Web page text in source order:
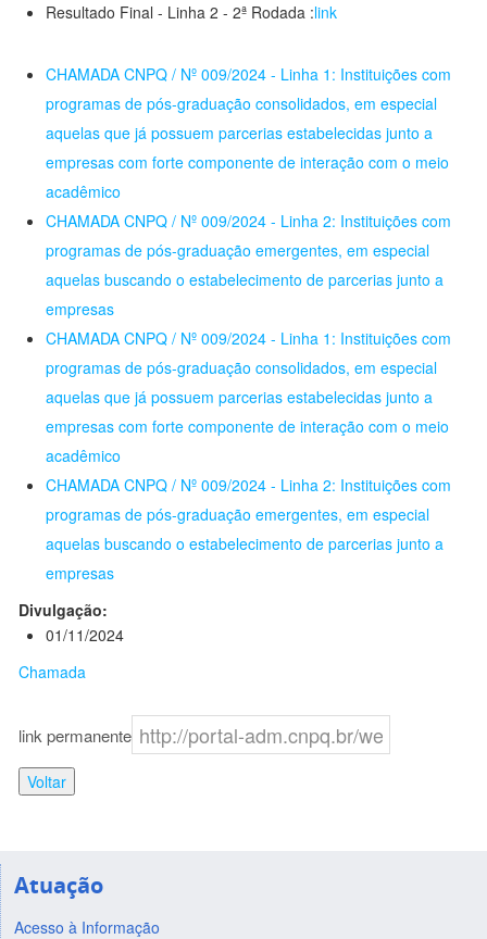
Resultado Final - Linha 2 - 2ª Rodada :link
CHAMADA CNPQ / Nº 009/2024 - Linha 1: Instituições com
programas de pós-graduação consolidados, em especial
aquelas que já possuem parcerias estabelecidas junto a
empresas com forte componente de interação com o meio
acadêmico
CHAMADA CNPQ / Nº 009/2024 - Linha 2: Instituições com
programas de pós-graduação emergentes, em especial
aquelas buscando o estabelecimento de parcerias junto a
empresas
CHAMADA CNPQ / Nº 009/2024 - Linha 1: Instituições com
programas de pós-graduação consolidados, em especial
aquelas que já possuem parcerias estabelecidas junto a
empresas com forte componente de interação com o meio
acadêmico
CHAMADA CNPQ / Nº 009/2024 - Linha 2: Instituições com
programas de pós-graduação emergentes, em especial
aquelas buscando o estabelecimento de parcerias junto a
empresas
Divulgação:
01/11/2024
Chamada
link permanente
Voltar
Atuação
Acesso à Informação